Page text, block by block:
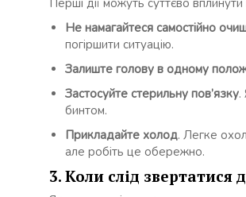
Перші дії можуть суттєво
Не намагайтеся самостійно
погіршити ситуацію.
Залиште голову в одному
Застосуйте стерильну пов’язку.
бинтом.
Прикладайте холод. Легке
але робіть це обережно.
3. Коли слід звертатися